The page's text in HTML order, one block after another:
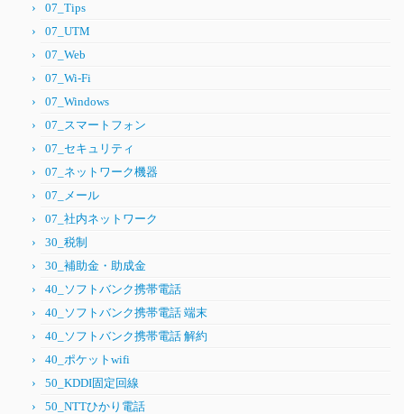
07_Tips
07_UTM
07_Web
07_Wi-Fi
07_Windows
07_スマートフォン
07_セキュリティ
07_ネットワーク機器
07_メール
07_社内ネットワーク
30_税制
30_補助金・助成金
40_ソフトバンク携帯電話
40_ソフトバンク携帯電話 端末
40_ソフトバンク携帯電話 解約
40_ポケットwifi
50_KDDI固定回線
50_NTTひかり電話